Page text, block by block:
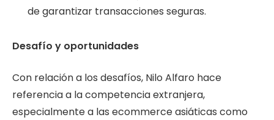
de garantizar transacciones seguras.
Desafío y oportunidades
Con relación a los desafíos, Nilo Alfaro hace
referencia a la competencia extranjera,
especialmente a las ecommerce asiáticas como